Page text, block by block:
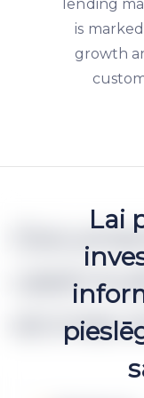
lending
is
growth
used
accross
Lai